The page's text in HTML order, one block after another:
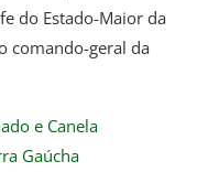
do Estado-Maior da
comando-geral da
e Canela
Gaúcha